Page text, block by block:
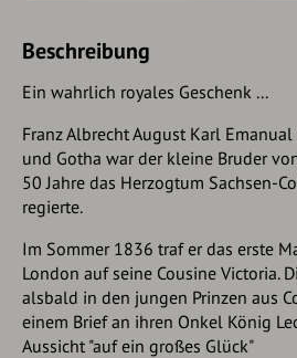
Beschreibung
Ein wahrlich royales Geschenk ...
Franz Albrecht August Karl
und Gotha war der kleine Bruder
50 Jahre das Herzogtum Sachsen-
regierte.
Im Sommer 1836 traf er das erste
London auf seine Cousine Victoria.
alsbald in den jungen Prinzen aus
einem Brief an ihren Onkel König
Aussicht "auf ein großes Glück"